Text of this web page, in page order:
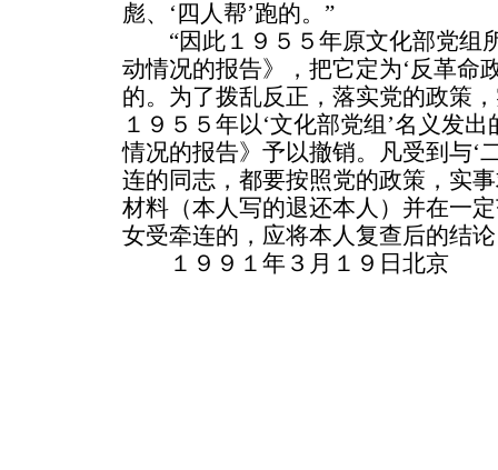
彪、‘四人帮’跑的。”
“因此１９５５年原文化部党组所
动情况的报告》，把它定为‘反革命
的。为了拨乱反正，落实党的政策
１９５５年以‘文化部党组’名义发
情况的报告》予以撤销。凡受到与‘
连的同志，都要按照党的政策，实
材料（本人写的退还本人）并在一
女受牵连的，应将本人复查后的结
１９９１年３月１９日北京